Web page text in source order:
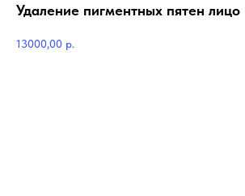
Удаление пигментных пятен лицо
13000,00 р.